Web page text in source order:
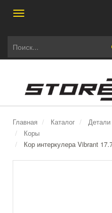
Главная Каталог
Коры
Кор интеркулера Vibrant